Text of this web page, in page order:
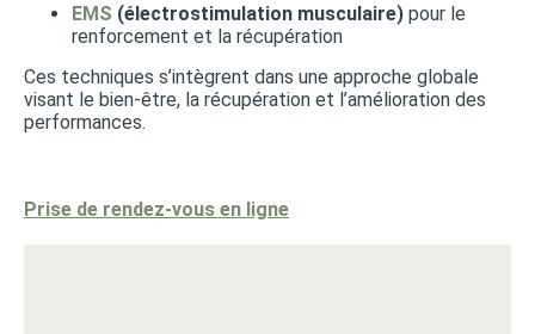
EMS (électrostimulation musculaire) pour le
renforcement et la récupération
Ces techniques s’intègrent dans une approche globale
visant le bien-être, la récupération et l’amélioration des
performances.
Prise de rendez-vous en ligne